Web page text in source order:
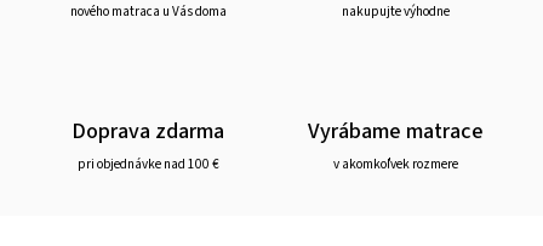
nového matraca u Vás doma nakupujte výhodne
Doprava zdarma
pri objednávke nad 100 €
Vyrábame matrace
v akomkoľvek rozmere